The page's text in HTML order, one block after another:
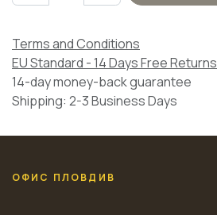
Terms and Conditions
EU Standard - 14 Days Free Returns
14-day money-back guarantee
Shipping: 2-3 Business Days
ОФИС ПЛОВДИВ